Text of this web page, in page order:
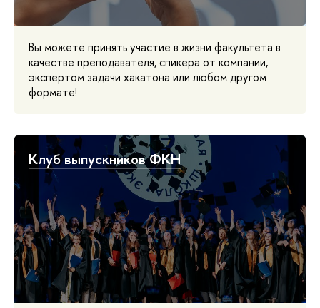
Вы можете принять участие в жизни факультета в
качестве преподавателя, спикера от компании,
экспертом задачи хакатона или любом другом
формате!
Клуб выпускников ФКН